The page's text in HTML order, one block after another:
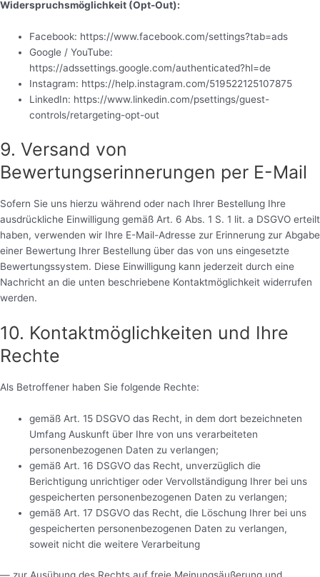
Widerspruchsmöglichkeit (Opt-Out):
Facebook: https://www.facebook.com/settings?tab=ads
Google / YouTube:
https://adssettings.google.com/authenticated?hl=de
Instagram: https://help.instagram.com/519522125107875
LinkedIn: https://www.linkedin.com/psettings/guest-
controls/retargeting-opt-out
9. Versand von
Bewertungserinnerungen per E-Mail
Sofern Sie uns hierzu während oder nach Ihrer Bestellung Ihre
ausdrückliche Einwilligung gemäß Art. 6 Abs. 1 S. 1 lit. a DSGVO erteilt
haben, verwenden wir Ihre E-Mail-Adresse zur Erinnerung zur Abgabe
einer Bewertung Ihrer Bestellung über das von uns eingesetzte
Bewertungssystem. Diese Einwilligung kann jederzeit durch eine
Nachricht an die unten beschriebene Kontaktmöglichkeit widerrufen
werden.
10. Kontaktmöglichkeiten und Ihre
Rechte
Als Betroffener haben Sie folgende Rechte:
gemäß Art. 15 DSGVO das Recht, in dem dort bezeichneten
Umfang Auskunft über Ihre von uns verarbeiteten
personenbezogenen Daten zu verlangen;
gemäß Art. 16 DSGVO das Recht, unverzüglich die
Berichtigung unrichtiger oder Vervollständigung Ihrer bei uns
gespeicherten personenbezogenen Daten zu verlangen;
gemäß Art. 17 DSGVO das Recht, die Löschung Ihrer bei uns
gespeicherten personenbezogenen Daten zu verlangen,
soweit nicht die weitere Verarbeitung